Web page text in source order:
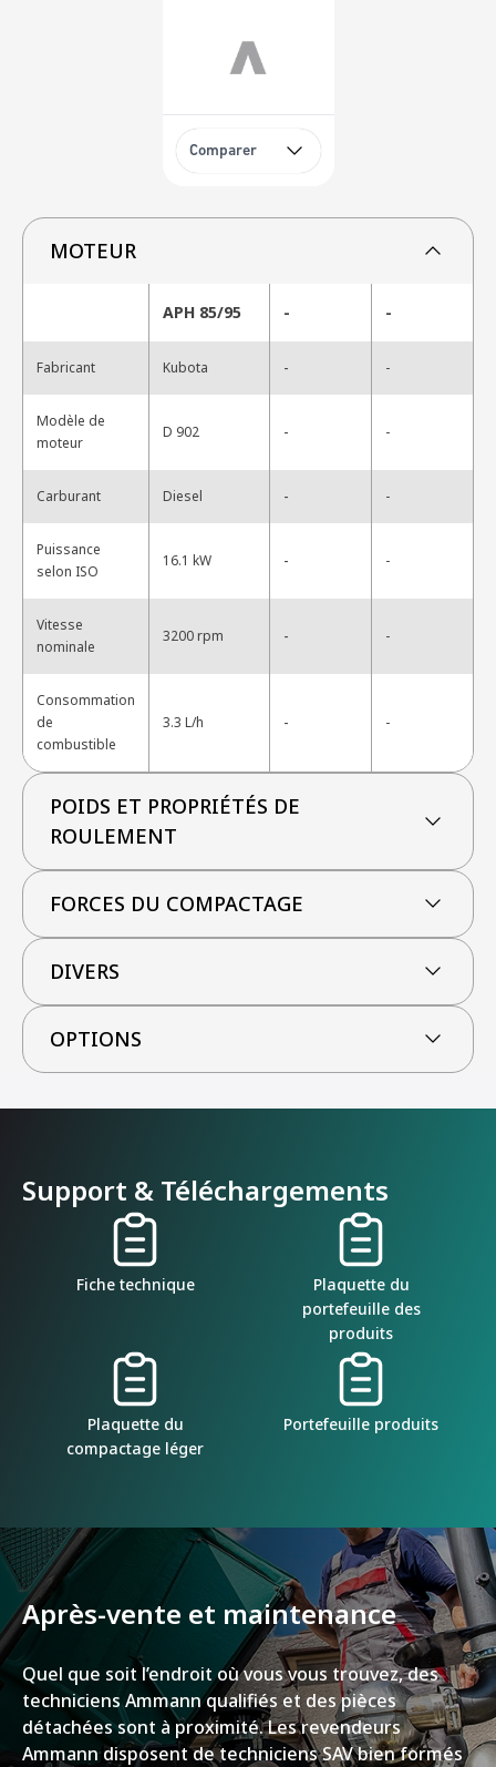
Comparer
MOTEUR
APH 85/95 - -
Fabricant Kubota - -
Modèle de
moteur
D 902 - -
Carburant Diesel - -
Puissance
selon ISO
16.1 kW - -
Vitesse
nominale
3200 rpm - -
Consommation
de
combustible
3.3 L/h - -
POIDS ET PROPRIÉTÉS DE
ROULEMENT
FORCES DU COMPACTAGE
DIVERS
OPTIONS
Support & Téléchargements
Fiche technique
Plaquette du
portefeuille des
produits
Plaquette du
compactage léger
Portefeuille produits
Après-vente et maintenance
Quel que soit l’endroit où vous vous trouvez, des
techniciens Ammann qualifiés et des pièces
détachées sont à proximité. Les revendeurs
Ammann disposent de techniciens SAV bien formés